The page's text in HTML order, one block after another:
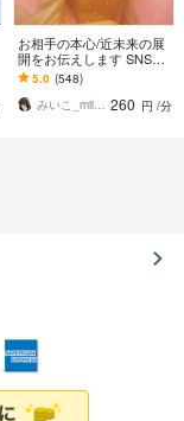
お相手の本心/近未来の展
開をお伝えします SNSで
も恋愛相談解決実績多数/
曖昧な状況もお任せくだ
さい！
5.0 (548)
みいこ_miiko 260 円 /分